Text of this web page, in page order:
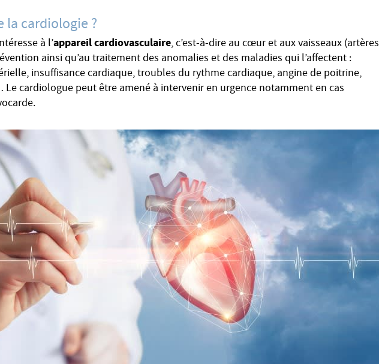
la cardiologie ?
à l’appareil cardiovasculaire, c’est-à-dire au cœur et aux vaisseaux (artères
ainsi qu’au traitement des anomalies et des maladies qui l’affectent :
insuffisance cardiaque, troubles du rythme cardiaque, angine de poitrine,
cardiologue peut être amené à intervenir en urgence notamment en cas